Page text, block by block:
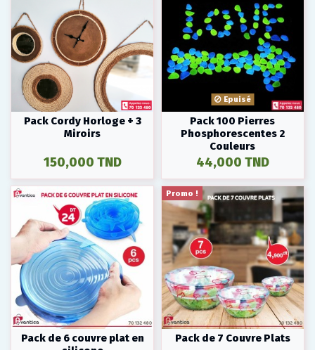
Pack Cordy Horloge + 3
Miroirs
150,000 TND
Epuisé
Pack 100 Pierres
Phosphorescentes 2
Couleurs
44,000 TND
Pack de 6 couvre plat en
Promo !
Pack de 7 Couvre Plats